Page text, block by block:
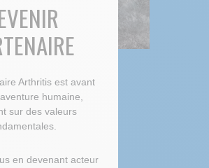
Arthritis est avant
humaine,
sur des valeurs
en devenant acteur